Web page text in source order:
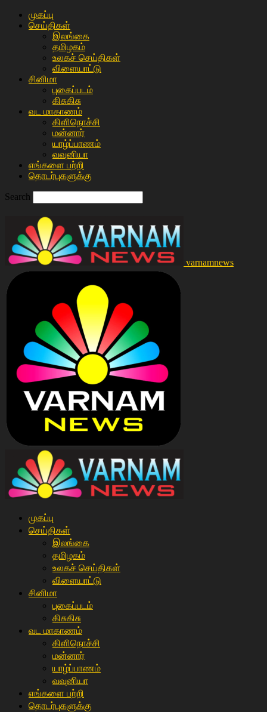
முகப்பு
செய்திகள்
இலங்கை
த‌மிழக‌ம்
உலகச் செய்திகள்
விளையா‌ட்டு
சி‌னிமா
புகைப்படம்
கிசு‌கிசு
வட மாகாணம்
கிளிநொச்சி
மன்னார்
யாழ்ப்பாணம்
வவுனியா
எங்களை பற்றி
தொடர்புகளுக்கு
Search
varnamnews
முகப்பு
செய்திகள்
இலங்கை
த‌மிழக‌ம்
உலகச் செய்திகள்
விளையா‌ட்டு
சி‌னிமா
புகைப்படம்
கிசு‌கிசு
வட மாகாணம்
கிளிநொச்சி
மன்னார்
யாழ்ப்பாணம்
வவுனியா
எங்களை பற்றி
தொடர்புகளுக்கு